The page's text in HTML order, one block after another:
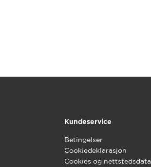
Kundeservice
Betingelser
Cookiedeklarasjon
Cookies og nettstedsdata